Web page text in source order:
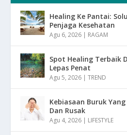
Healing Ke Pantai:
Penjaga Kesehatan
Agu 6, 2026 | RAGAM
Spot Healing Terbaik
Lepas Penat
Agu 5, 2026 |TREND
Kebiasaan Buruk
Dan Rusak
Agu 4, 2026 | LIFESTYLE